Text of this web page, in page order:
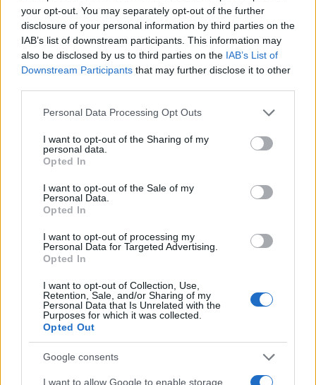
your opt-out. You may separately opt-out of the further
disclosure of your personal information by third parties on the
IAB’s list of downstream participants. This information may
also be disclosed by us to third parties on the IAB’s List of
Downstream Participants that may further disclose it to other
Please note that this website/app uses one or more Google
not limited to your visit or usage behaviour. You may click to
grant or deny consent to Google and its third-party tags to
use your data for below specified purposes in below Google
consent section.
Personal Data Processing Opt Outs
I want to opt-out of the Sharing of my
personal data.
Opted In
I want to opt-out of the Sale of my
Personal Data.
Opted In
I want to opt-out of processing my
Personal Data for Targeted Advertising.
Opted In
I want to opt-out of Collection, Use,
Retention, Sale, and/or Sharing of my
Personal Data that Is Unrelated with the
Purposes for which it was collected.
Opted Out
Google consents
I want to allow Google to enable storage
AiAdhubMedia
Continua a leggere